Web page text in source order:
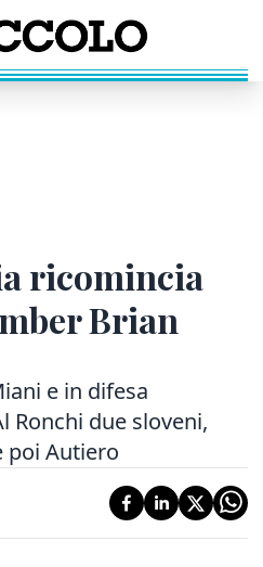
ricomincia
Brian
e in difesa
Ronchi due sloveni,
poi Autiero